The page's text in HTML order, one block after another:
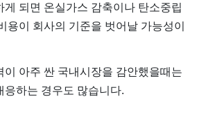
게 되면 온실가스 감축이나 탄소중립
용이 회사의 기준을 벗어날 가능성이
이 아주 싼 국내시장을 감안했을때는
응하는 경우도 많습니다.